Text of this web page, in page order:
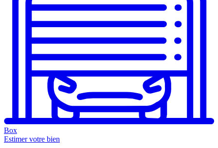
Box
Estimer votre bien